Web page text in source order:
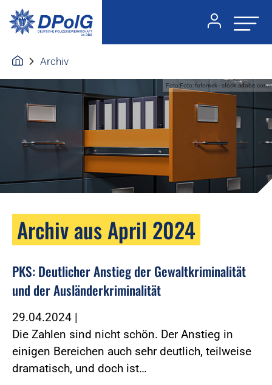
Archiv
Foto:Foto: fotomek - stock.adobe.com
Archiv aus April 2024
PKS: Deutlicher Anstieg der Gewaltkriminalität
und der Ausländerkriminalität
29.04.2024 |
Die Zahlen sind nicht schön. Der Anstieg in
einigen Bereichen auch sehr deutlich, teilweise
dramatisch, und doch ist…